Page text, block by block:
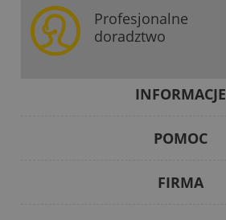
Profesjonalne
doradztwo
INFORMACJE
POMOC
FIRMA